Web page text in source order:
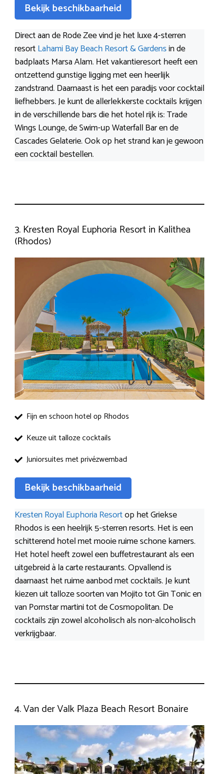
Bekijk beschikbaarheid
Direct aan de Rode Zee vind je het luxe 4-sterren
resortLahami Bay Beach Resort & Gardensin de
badplaats Marsa Alam. Het vakantieresort heeft een
ontzettend gunstige ligging met een heerlijk
zandstrand. Daarnaast is het een paradijs voor cocktail
liefhebbers. Je kunt de allerlekkerste cocktails krijgen
in de verschillende bars die het hotel rijk is: Trade
Wings Lounge, de Swim-up Waterfall Bar en de
Cascades Gelaterie. Ook op het strand kan je gewoon
een cocktail bestellen.
3. Kresten Royal Euphoria Resort in Kalithea
(Rhodos)
Fijn en schoon hotel op Rhodos
Keuze uit talloze cocktails
Juniorsuites met privézwembad
Bekijk beschikbaarheid
Kresten Royal Euphoria Resortop het Griekse
Rhodos is een heelrijk 5-sterren resorts. Het is een
schitterend hotel met mooie ruime schone kamers.
Het hotel heeft zowel een buffetrestaurant als een
uitgebreid à la carte restaurants. Opvallend is
daarnaast het ruime aanbod met cocktails. Je kunt
kiezen uit talloze soorten van Mojito tot Gin Tonic en
van Pornstar martini tot de Cosmopolitan. De
cocktails zijn zowel alcoholisch als non-alcoholisch
verkrijgbaar.
4. Van der Valk Plaza Beach Resort Bonaire